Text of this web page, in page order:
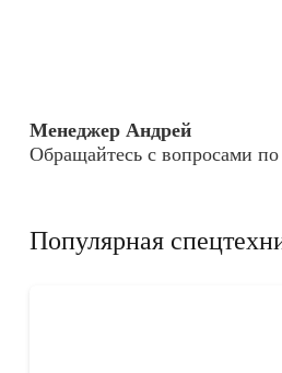
Менеджер Андрей
Обращайтесь с вопросами по
Популярная